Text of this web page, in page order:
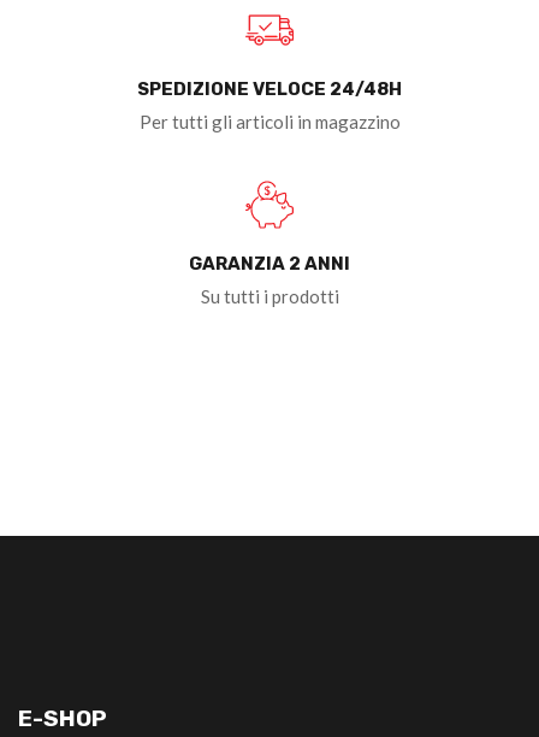
SPEDIZIONE VELOCE 24/48H
Per tutti gli articoli in magazzino
GARANZIA 2 ANNI
Su tutti i prodotti
E-SHOP